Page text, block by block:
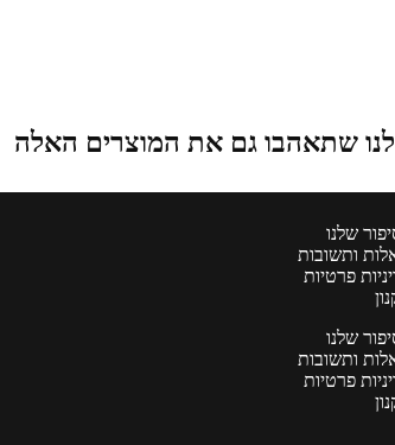
שתאהבו גם את המוצרים האלה
שלנו
ותשובות
פרטיות
שלנו
ותשובות
פרטיות